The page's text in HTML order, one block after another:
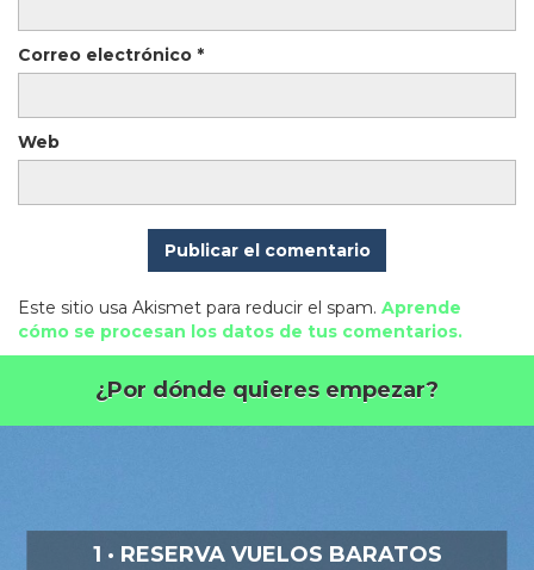
Correo electrónico *
Web
Este sitio usa Akismet para reducir el spam. Aprende
cómo se procesan los datos de tus comentarios.
¿Por dónde quieres empezar?
1 · RESERVA VUELOS BARATOS